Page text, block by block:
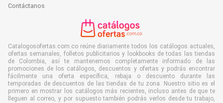
Contáctanos
Catalogosofertas.com.co reúne diariamente todos los catálogos actuales,
ofertas semanales, folletos publicitarios y lookbooks de todas las tiendas
de Colombia, así te mantenemos completamente informado de las
promociones de los catálogos, descuentos y ofertas y podrás encontrar
fácilmente una oferta específica, rebaja o descuento durante las
temporadas de descuentos de las tiendas de tu zona. Nuestro sitio es el
primero en mostrar los catálogos más recientes, incluso antes de que te
lleguen al correo, y por supuesto también podrás verlos desde tu trabajo,